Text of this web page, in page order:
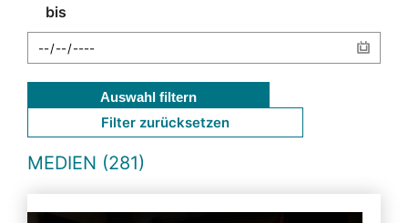
bis
Auswahl filtern
Filter zurücksetzen
MEDIEN (281)